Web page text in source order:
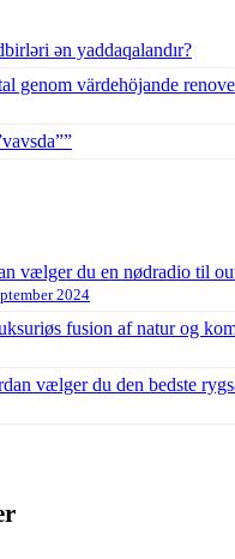
ən yaddaqalandır?
genom värdehöjande
vælger du en nødradio til
2024
fusion af natur og
vælger du den bedste